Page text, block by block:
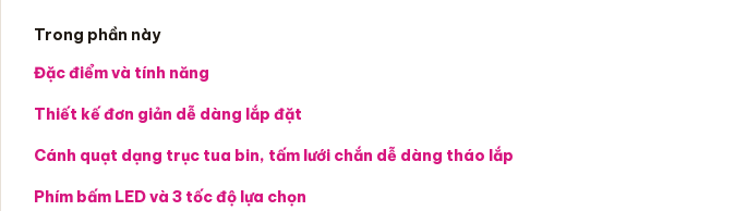
Trong phần này
Đặc điểm và tính năng
Thiết kế đơn giản dễ dàng lắp đặt
Cánh quạt dạng trục tua bin, tấm lưới chắn dễ dàng tháo lắp
Phím bấm LED và 3 tốc độ lựa chọn